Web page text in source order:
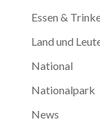
Essen &
Land und
National
Nationalpark
News